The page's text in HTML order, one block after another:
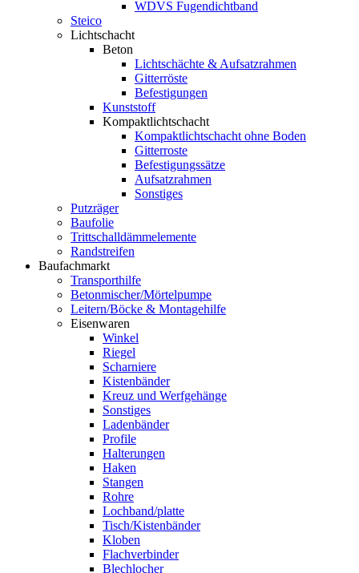
WDVS Fugendichtband
Steico
Lichtschacht
Beton
Lichtschächte & Aufsatzrahmen
Gitterröste
Befestigungen
Kunststoff
Kompaktlichtschacht
Kompaktlichtschacht ohne Boden
Gitterroste
Befestigungssätze
Aufsatzrahmen
Sonstiges
Putzräger
Baufolie
Trittschalldämmelemente
Randstreifen
Baufachmarkt
Transporthilfe
Betonmischer/Mörtelpumpe
Leitern/Böcke & Montagehilfe
Eisenwaren
Winkel
Riegel
Scharniere
Kistenbänder
Kreuz und Werfgehänge
Sonstiges
Ladenbänder
Profile
Halterungen
Haken
Stangen
Rohre
Lochband/platte
Tisch/Kistenbänder
Kloben
Flachverbinder
Blechlocher